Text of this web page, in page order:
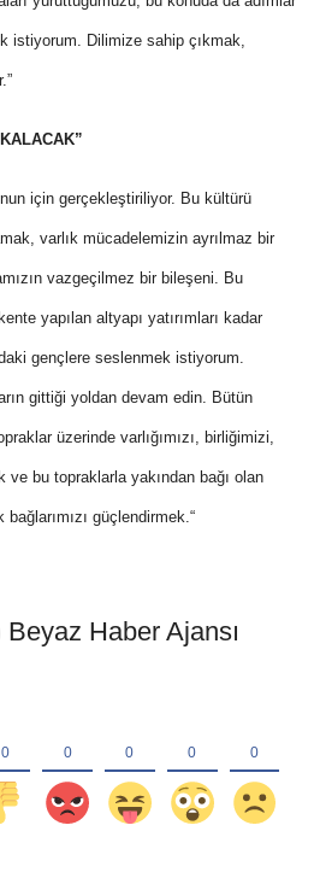
istiyorum. Dilimize sahip çıkmak,
için gerçekleştiriliyor. Bu kültürü
varlık mücadelemizin ayrılmaz bir
vazgeçilmez bir bileşeni. Bu
yapılan altyapı yatırımları kadar
gençlere seslenmek istiyorum.
gittiği yoldan devam edin. Bütün
üzerinde varlığımızı, birliğimizi,
bu topraklarla yakından bağı olan
güçlendirmek.“
Haber Ajansı